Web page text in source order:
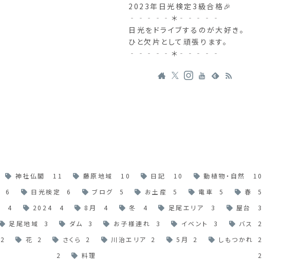
2023年日光検定3級合格🎉
‐‐‐‐‐＊‐‐‐‐‐
日光をドライブするのが大好き。
ひと欠片として頑張ります。
‐‐‐‐‐＊‐‐‐‐‐
神社仏閣 11 藤原地域 10 日記 10 動植物・自然
10
6 日光検定 6 ブログ 5 お土産 5 電車 5 春
5
4 2024 4 8月 4 冬 4 足尾エリア 3 屋台
3
足尾地域 3 ダム 3 お子様連れ 3 イベント 3 バス
2
2 花 2 さくら 2 川治エリア 2 5月 2 しもつかれ
2
2 料理 2